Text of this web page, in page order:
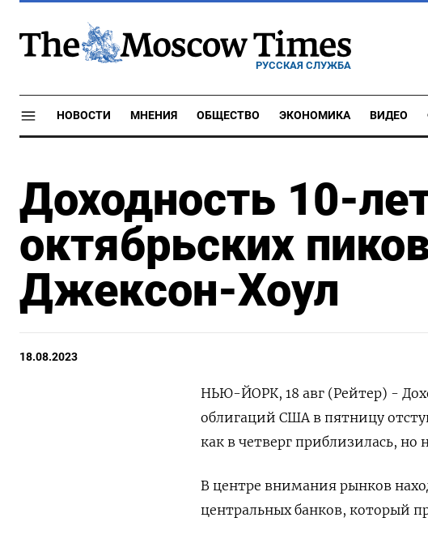
РУССКАЯ СЛУЖБА
НОВОСТИ МНЕНИЯ ОБЩЕСТВО ЭКОНОМИКА ВИДЕО
Доходность 10-
октябрьских
Джексон-Хоул
18.08.2023
НЬЮ-ЙОРК, 18 авг (Рейтер) -
облигаций США в пятницу
как в четверг приблизилась, но
В центре внимания рынков
центральных банков, который